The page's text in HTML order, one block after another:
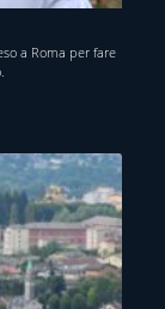
a Roma per fare